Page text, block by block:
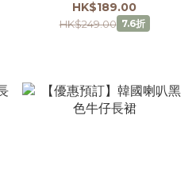
HK$189.00
HK$249.00 7.6折